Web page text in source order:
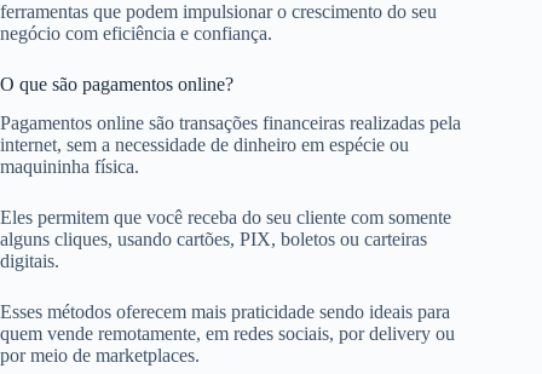
ferramentas que podem impulsionar o crescimento do seu
negócio com eficiência e confiança.
O que são pagamentos online?
Pagamentos online são transações financeiras realizadas pela
internet, sem a necessidade de dinheiro em espécie ou
maquininha física.
Eles permitem que você receba do seu cliente com somente
alguns cliques, usando cartões, PIX, boletos ou carteiras
digitais.
Esses métodos oferecem mais praticidade sendo ideais para
quem vende remotamente, em redes sociais, por delivery ou
por meio de marketplaces.